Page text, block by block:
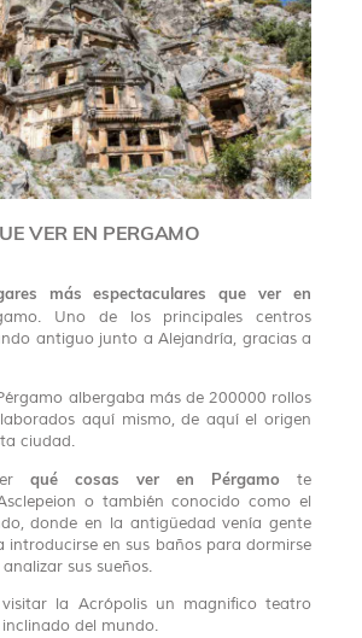
VER EN PERGAMO
más espectaculares que ver en
Uno de los principales centros
antiguo junto a Alejandría, gracias a
albergaba más de 200000 rollos
aquí mismo, de aquí el origen
ciudad.
qué cosas ver en Pérgamo te
o también conocido como el
donde en la antigüedad venía gente
introducirse en sus baños para dormirse
sus sueños.
visitar la Acrópolis un magnifico teatro
del mundo.